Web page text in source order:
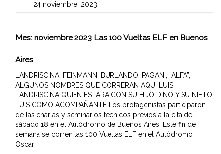
24 noviembre, 2023
Mes: noviembre 2023 Las 100 Vueltas ELF en Buenos
Aires
LANDRISCINA, FEINMANN, BURLANDO, PAGANI, “ALFA”,
ALGUNOS NOMBRES QUE CORRERAN AQUI LUIS
LANDRISCINA QUIEN ESTARA CON SU HIJO DINO Y SU NIETO
LUIS COMO ACOMPAÑANTE Los protagonistas participaron
de las charlas y seminarios técnicos previos a la cita del
sábado 18 en el Autódromo de Buenos Aires. Este fin de
semana se corren las 100 Vueltas ELF en el Autódromo
Oscar